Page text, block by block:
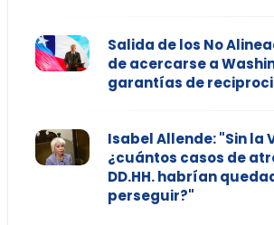
Salida de los No
de acercarse a
garantías de
Isabel Allende: "Sin la
¿cuántos casos de
DD.HH. habrían
perseguir?"